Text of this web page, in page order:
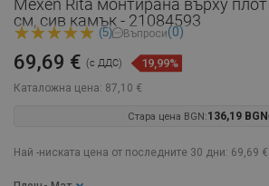
Mexen Rita монтирана върху
см, сив камък - 21084593
(5) Въпроси(0)
Каталожна цена: 87,10 €
69,69 € (с ДДС) 19,99%
Стара цена BGN:136,19 BGN
Най -ниската цена от последните 30 дни: 69,69 €